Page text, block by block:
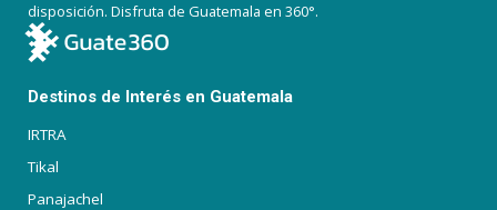
disposición. Disfruta de Guatemala en 360°.
Destinos de Interés en Guatemala
IRTRA
Tikal
Panajachel